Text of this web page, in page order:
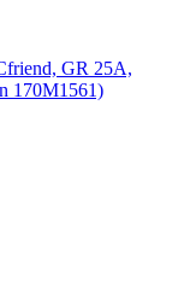
GR 25А,
170M1561)